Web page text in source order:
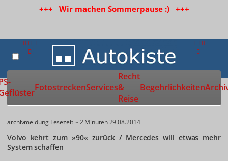
+++ Wir machen Sommerpause :) +++
Zur Startseite
FotostreckenServices
Recht
&
Reise
Begehrlichkeiten
archivmeldung Lesezeit ~ 2 Minuten29.08.2014
Volvo kehrt zum »90« zurück / Mercedes will etwas mehr
System schaffen